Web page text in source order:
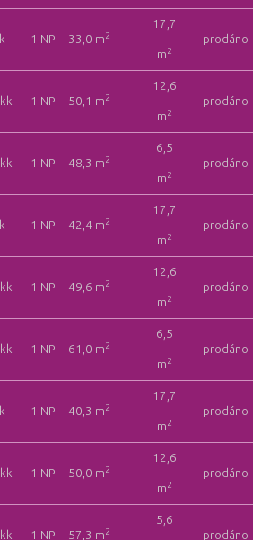
1.NP 33,0 m2
17,7
m2
prodáno
1.NP 50,1 m2
12,6
m2
prodáno
1.NP 48,3 m2
6,5
m2
prodáno
1.NP 42,4 m2
17,7
m2
prodáno
1.NP 49,6 m2
12,6
m2
prodáno
1.NP 61,0 m2
6,5
m2
prodáno
1.NP 40,3 m2
17,7
m2
prodáno
1.NP 50,0 m2
12,6
m2
prodáno
1.NP 57,3 m2
5,6
prodáno